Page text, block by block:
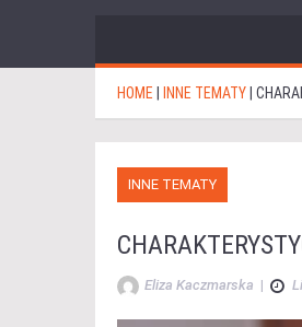
HOME INNE TEMATY
INNE TEMATY
Eliza Kaczmarska |